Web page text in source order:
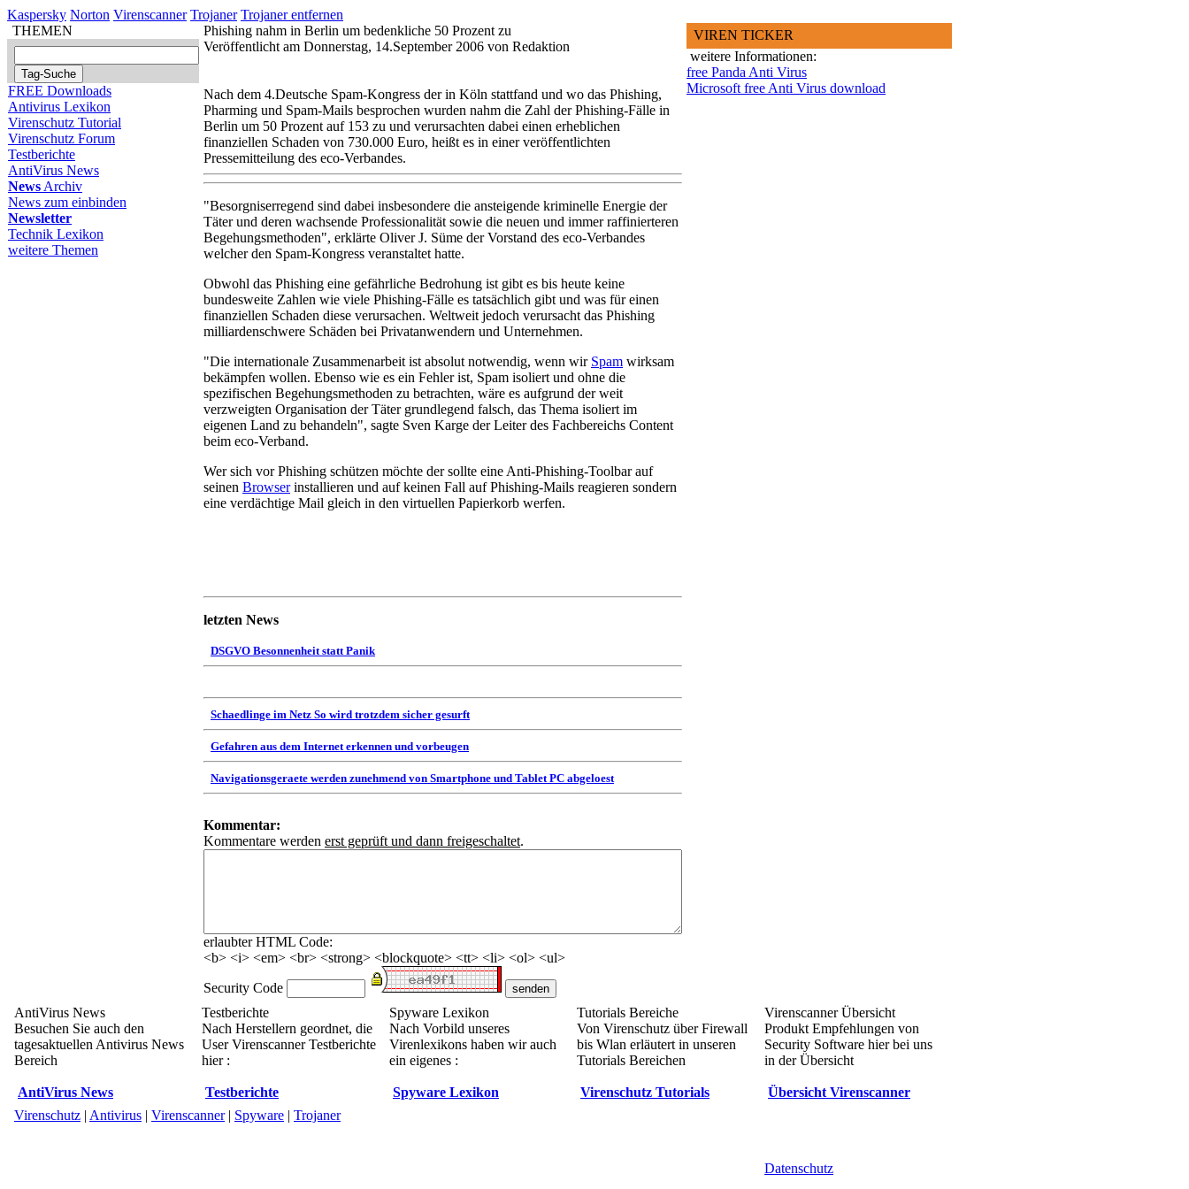
Kaspersky Norton Virenscanner Trojaner Trojaner entfernen
THEMEN
FREE Downloads
Antivirus Lexikon
Virenschutz Tutorial
Virenschutz Forum
Testberichte
AntiVirus News
News Archiv
News zum einbinden
Newsletter
Technik Lexikon
weitere Themen
Phishing nahm in Berlin um bedenkliche 50 Prozent zu
Veröffentlicht am Donnerstag, 14.September 2006 von Redaktion
Nach dem 4.Deutsche Spam-Kongress der in Köln stattfand und wo das Phishing,
Pharming und Spam-Mails besprochen wurden nahm die Zahl der Phishing-Fälle in
Berlin um 50 Prozent auf 153 zu und verursachten dabei einen erheblichen
finanziellen Schaden von 730.000 Euro, heißt es in einer veröffentlichten
Pressemitteilung des eco-Verbandes.
"Besorgniserregend sind dabei insbesondere die ansteigende kriminelle Energie der
Täter und deren wachsende Professionalität sowie die neuen und immer raffinierteren
Begehungsmethoden", erklärte Oliver J. Süme der Vorstand des eco-Verbandes
welcher den Spam-Kongress veranstaltet hatte.
Obwohl das Phishing eine gefährliche Bedrohung ist gibt es bis heute keine
bundesweite Zahlen wie viele Phishing-Fälle es tatsächlich gibt und was für einen
finanziellen Schaden diese verursachen. Weltweit jedoch verursacht das Phishing
milliardenschwere Schäden bei Privatanwendern und Unternehmen.
"Die internationale Zusammenarbeit ist absolut notwendig, wenn wir Spam wirksam
bekämpfen wollen. Ebenso wie es ein Fehler ist, Spam isoliert und ohne die
spezifischen Begehungsmethoden zu betrachten, wäre es aufgrund der weit
verzweigten Organisation der Täter grundlegend falsch, das Thema isoliert im
eigenen Land zu behandeln", sagte Sven Karge der Leiter des Fachbereichs Content
beim eco-Verband.
Wer sich vor Phishing schützen möchte der sollte eine Anti-Phishing-Toolbar auf
seinen Browserinstallieren und auf keinen Fall auf Phishing-Mails reagieren sondern
eine verdächtige Mail gleich in den virtuellen Papierkorb werfen.
letzten News
DSGVO Besonnenheit statt Panik
Schaedlinge im Netz So wird trotzdem sicher gesurft
Gefahren aus dem Internet erkennen und vorbeugen
Navigationsgeraete werden zunehmend von Smartphone und Tablet PC abgeloest
Kommentar:
Kommentare werden erst geprüft und dann freigeschaltet.
erlaubter HTML Code:
<b> <i> <em> <br> <strong> <blockquote> <tt> <li> <ol> <ul>
Security Code
VIREN TICKER
weitere Informationen:
free Panda Anti Virus
Microsoft free Anti Virus download
AntiVirus News
Besuchen Sie auch den
tagesaktuellen Antivirus News
Bereich
AntiVirus News
Testberichte
Nach Herstellern geordnet, die
User Virenscanner Testberichte
hier :
Testberichte
Spyware Lexikon
Nach Vorbild unseres
Virenlexikons haben wir auch
ein eigenes :
Spyware Lexikon
Tutorials Bereiche
Von Virenschutz über Firewall
bis Wlan erläutert in unseren
Tutorials Bereichen
Virenschutz Tutorials
Virenscanner Übersicht
Produkt Empfehlungen von
Security Software hier bei uns
in der Übersicht
Übersicht Virenscanner
Virenschutz | Antivirus | Virenscanner| Spyware | Trojaner
Datenschutz